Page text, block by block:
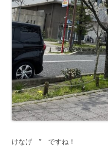
けなげ ” ですね！